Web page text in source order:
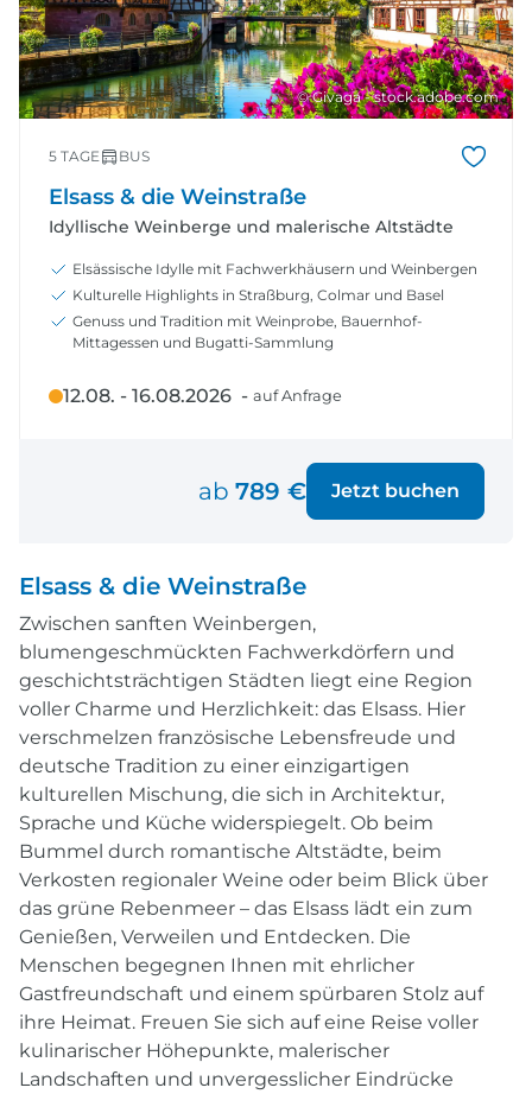
© Givaga - stock.adobe.com
5 TAGE BUS
Elsass & die Weinstraße
Idyllische Weinberge und malerische Altstädte
Elsässische Idylle mit Fachwerkhäusern und Weinbergen
Kulturelle Highlights in Straßburg, Colmar und Basel
Genuss und Tradition mit Weinprobe, Bauernhof-
Mittagessen und Bugatti-Sammlung
12.08. - 16.08.2026 - auf Anfrage
ab 789 € Jetzt buchen
Elsass & die Weinstraße
Zwischen sanften Weinbergen,
blumengeschmückten Fachwerkdörfern und
geschichtsträchtigen Städten liegt eine Region
voller Charme und Herzlichkeit: das Elsass. Hier
verschmelzen französische Lebensfreude und
deutsche Tradition zu einer einzigartigen
kulturellen Mischung, die sich in Architektur,
Sprache und Küche widerspiegelt. Ob beim
Bummel durch romantische Altstädte, beim
Verkosten regionaler Weine oder beim Blick über
das grüne Rebenmeer – das Elsass lädt ein zum
Genießen, Verweilen und Entdecken. Die
Menschen begegnen Ihnen mit ehrlicher
Gastfreundschaft und einem spürbaren Stolz auf
ihre Heimat. Freuen Sie sich auf eine Reise voller
kulinarischer Höhepunkte, malerischer
Landschaften und unvergesslicher Eindrücke